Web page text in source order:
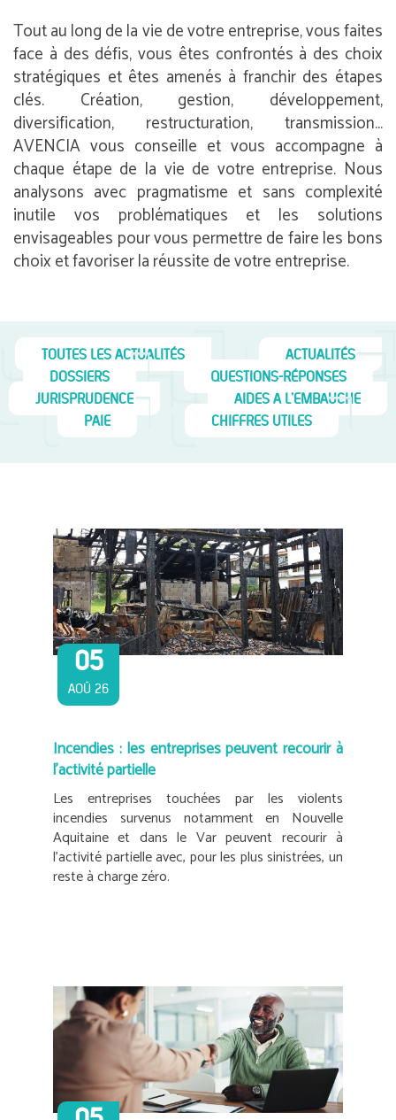
Tout au long de la vie de votre entreprise, vous faites
face à des défis, vous êtes confrontés à des choix
stratégiques et êtes amenés à franchir des étapes
clés. Création, gestion, développement,
diversification, restructuration, transmission…
AVENCIA vous conseille et vous accompagne à
chaque étape de la vie de votre entreprise. Nous
analysons avec pragmatisme et sans complexité
inutile vos problématiques et les solutions
envisageables pour vous permettre de faire les bons
choix et favoriser la réussite de votre entreprise.
TOUTES LES ACTUALITÉS
ACTUALITÉS
DOSSIERS
QUESTIONS-RÉPONSES
JURISPRUDENCE
AIDES À L'EMBAUCHE
PAIE
CHIFFRES UTILES
05
AOÛ 26
Incendies : les entreprises peuvent recourir à
l’activité partielle
Les entreprises touchées par les violents
incendies survenus notamment en Nouvelle
Aquitaine et dans le Var peuvent recourir à
l’activité partielle avec, pour les plus sinistrées, un
reste à charge zéro.